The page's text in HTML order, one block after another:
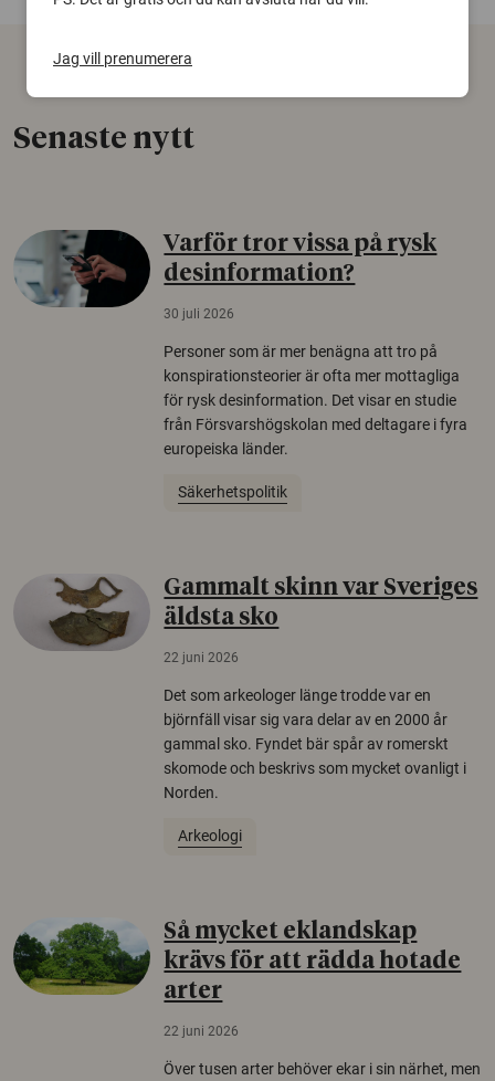
Senaste nytt
Varför tror vissa på rysk
desinformation?
30 juli 2026
Personer som är mer benägna att tro på
konspirationsteorier är ofta mer mottagliga
för rysk desinformation. Det visar en studie
från Försvarshögskolan med deltagare i fyra
europeiska länder.
Säkerhetspolitik
Gammalt skinn var Sveriges
äldsta sko
22 juni 2026
Det som arkeologer länge trodde var en
björnfäll visar sig vara delar av en 2000 år
gammal sko. Fyndet bär spår av romerskt
skomode och beskrivs som mycket ovanligt i
Norden.
Arkeologi
Så mycket eklandskap
krävs för att rädda hotade
arter
22 juni 2026
Över tusen arter behöver ekar i sin närhet, men
Jag vill prenumerera